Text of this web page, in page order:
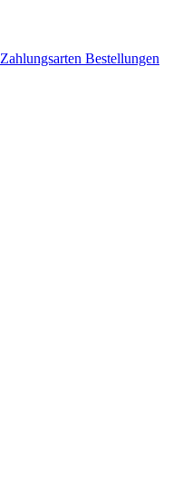
Zahlungsarten Bestellungen